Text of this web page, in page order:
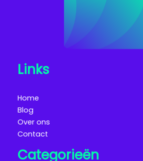
Links
Home
Blog
Over ons
Contact
Categorieën